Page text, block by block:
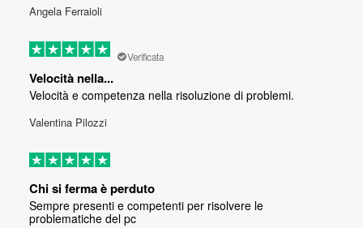
Angela Ferraioli
Verificata
Velocità nella...
Velocità e competenza nella risoluzione di problemi.
Valentina Pilozzi
Chi si ferma è perduto
Sempre presenti e competenti per risolvere le
problematiche del pc